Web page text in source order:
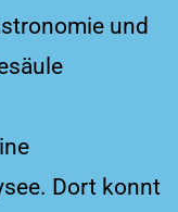
und
Dort konnt